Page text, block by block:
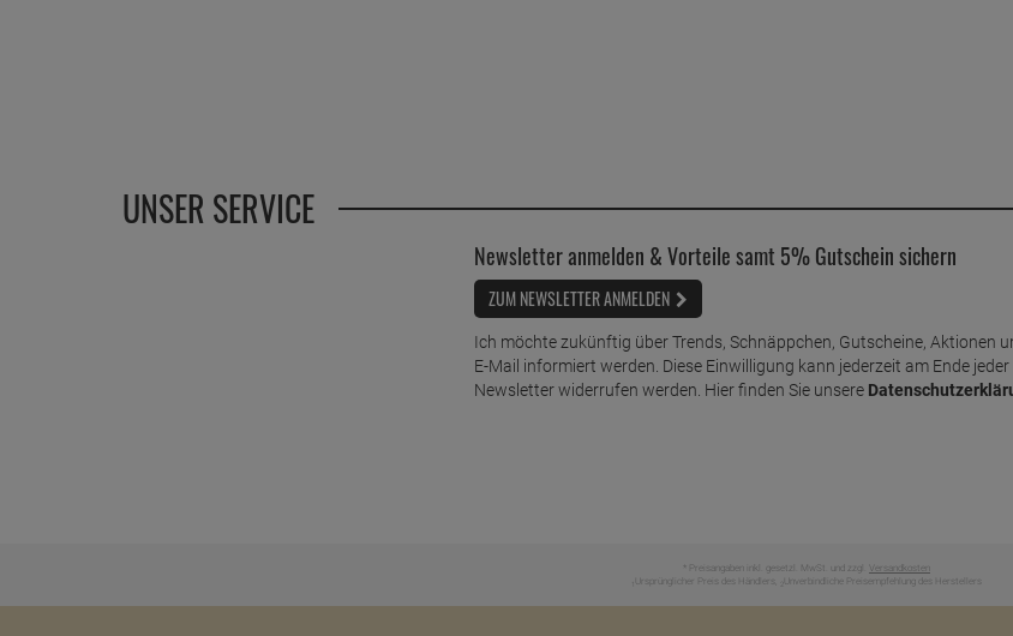
UNSER SERVICE
Newsletter anmelden & Vorteile samt 5% Gutschein sichern
ZUM NEWSLETTER ANMELDEN
Ich möchte zukünftig über Trends, Schnäppchen, Gutscheine, Aktionen
E-Mail informiert werden. Diese Einwilligung kann jederzeit am Ende jeder
Newsletter widerrufen werden. Hier finden Sie unsere
* Preisangaben inkl. gesetzl. MwSt. und zzgl. Versandkosten
Ursprünglicher Preis des Händlers, Unverbindliche Preisempfehlung des Herstellers